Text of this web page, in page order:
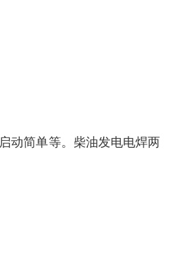
动简单等。柴油发电电焊两